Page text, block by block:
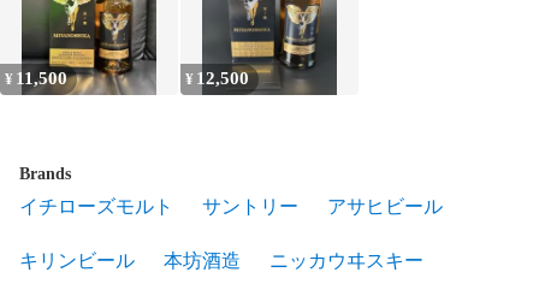
¥ 11,500 ¥ 12,500
Brands
イチローズモルト サントリー アサヒビール
キリンビール 本坊酒造 ニッカウヰスキー